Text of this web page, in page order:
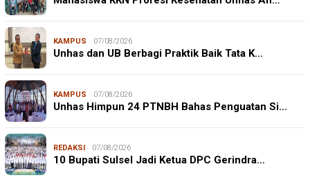
KAMPUS 07/08/2026
Unhas dan UB Berbagi Praktik Baik Tata K…
KAMPUS 07/08/2026
Unhas Himpun 24 PTNBH Bahas Penguatan Si…
REDAKSI 07/08/2026
10 Bupati Sulsel Jadi Ketua DPC Gerindra…